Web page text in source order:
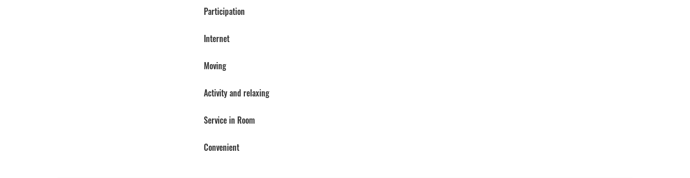
Participation
Internet
Moving
Activity and relaxing
Service in Room
Convenient